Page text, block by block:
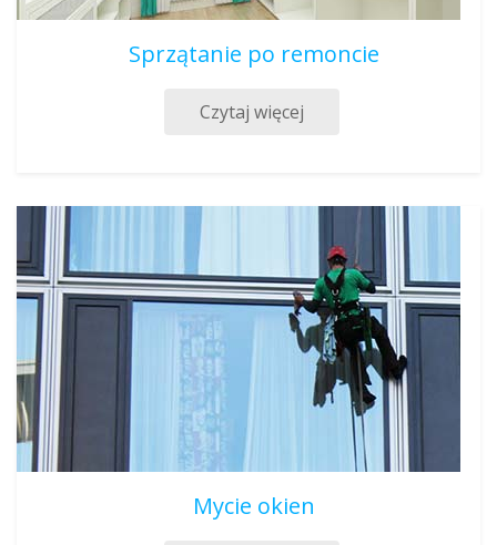
Sprzątanie po remoncie
Czytaj więcej
Mycie okien